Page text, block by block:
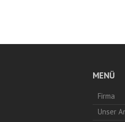
MENÜ
Firma
Unser